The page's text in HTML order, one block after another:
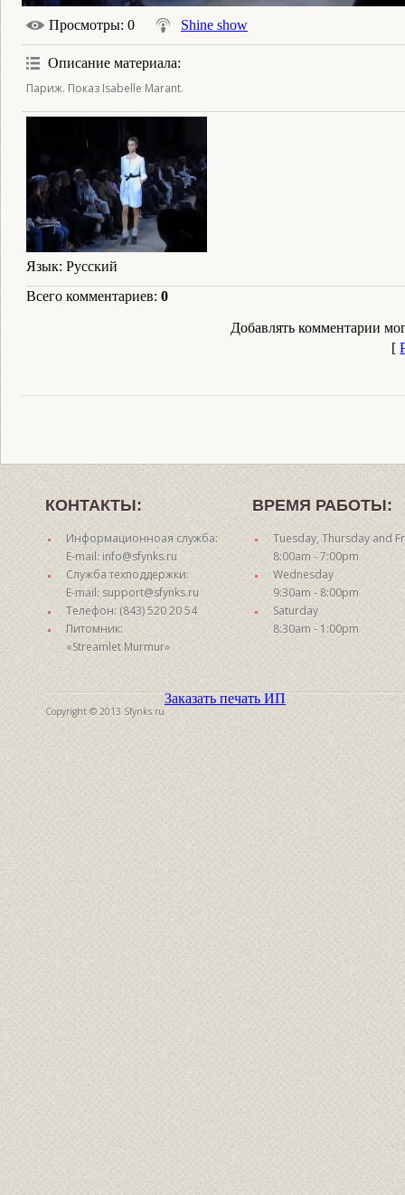
Просмотры: 0 Shine show
Описание материала:
Париж. Показ Isabelle Marant.
Язык: Русский
Всего комментариев: 0
Добавлять комментарии
[
КОНТАКТЫ:
Информационноая служба:
E-mail: info@sfynks.ru
Служба техподдержки:
E-mail: support@sfynks.ru
Телефон: (843) 520 20 54
Питомник:
«Streamlet Murmur»
ВРЕМЯ РАБОТЫ:
Tuesday, Thursday and
8:00am - 7:00pm
Wednesday
9:30am - 8:00pm
Saturday
8:30am - 1:00pm
Copyright © 2013 Sfynks.ru
Заказать печать ИП